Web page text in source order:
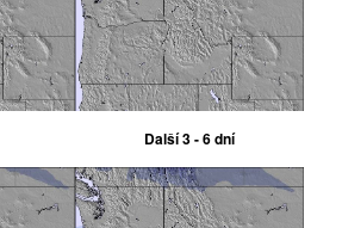
Další 3 - 6 dní